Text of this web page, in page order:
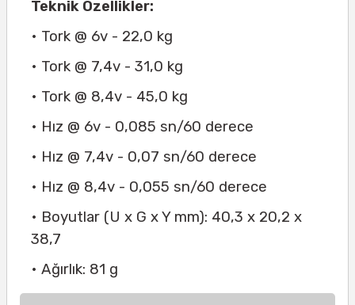
Teknik Özellikler:
• Tork @ 6v - 22,0 kg
• Tork @ 7,4v - 31,0 kg
• Tork @ 8,4v - 45,0 kg
• Hız @ 6v - 0,085 sn/60 derece
• Hız @ 7,4v - 0,07 sn/60 derece
• Hız @ 8,4v - 0,055 sn/60 derece
• Boyutlar (U x G x Y mm): 40,3 x 20,2 x
38,7
• Ağırlık: 81 g